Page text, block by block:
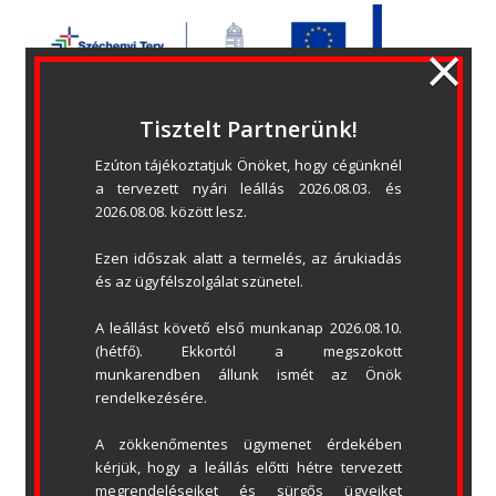
Garázskapu automatika – EcoTec
Tisztelt Partnerünk!
Ezúton tájékoztatjuk Önöket, hogy cégünknél
a tervezett nyári leállás 2026.08.03. és
2026.08.08. között lesz.
Ezen időszak alatt a termelés, az árukiadás
és az ügyfélszolgálat szünetel.
A leállást követő első munkanap 2026.08.10.
(hétfő). Ekkortól a megszokott
munkarendben állunk ismét az Önök
rendelkezésére.
A zökkenőmentes ügymenet érdekében
kérjük, hogy a leállás előtti hétre tervezett
megrendeléseiket és sürgős ügyeiket
×